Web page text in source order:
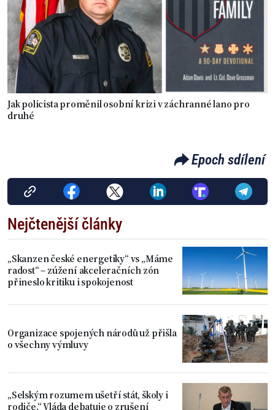
Jak policista proměnil osobní krizi v záchranné lano pro
druhé
Epoch sdílení
Nejčtenější články
„Skanzen české energetiky“ vs „Máme
radost“ – zúžení akceleračních zón
přineslo kritiku i spokojenost
Organizace spojených národů už přišla
o všechny výmluvy
„Selským rozumem ušetří stát, školy i
rodiče.“ Vláda debatuje o zrušení